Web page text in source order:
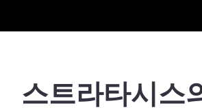
스트라타시스